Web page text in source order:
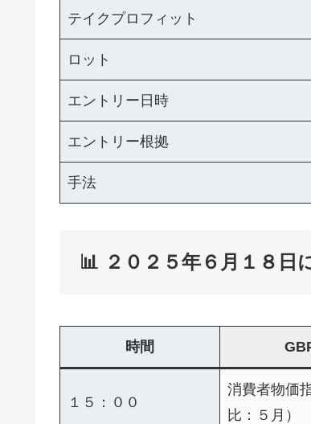
テイクプロフィット
ロット
エントリー日時
エントリー根拠
手法
📊 ２０２５年６月１８日
時間
１５：００
消費者物価
比：５月）